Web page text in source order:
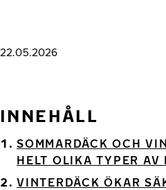
22.05.2026
INNEHÅLL
SOMMARDÄCK OCH
HELT OLIKA TYPER AV
VINTERDÄCK ÖKAR